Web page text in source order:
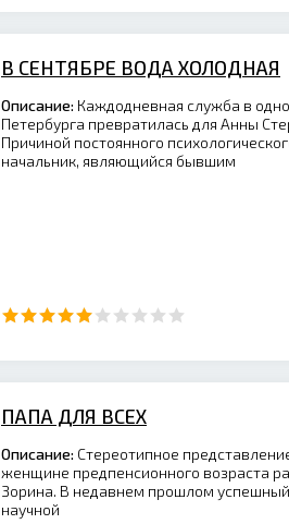
В СЕНТЯБРЕ ВОДА ХОЛОДНАЯ
Описание: Каждодневная служба в
Петербурга превратилась для Анны
Причиной постоянного
начальник, являющийся бывшим
ПАПА ДЛЯ ВСЕХ
Описание: Стереотипное
женщине предпенсионного возраста
Зорина. В недавнем прошлом
научной